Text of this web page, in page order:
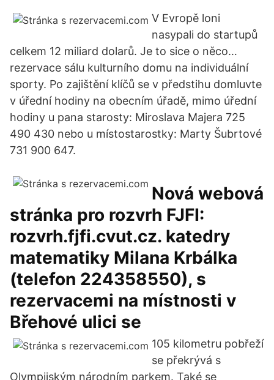
V Evropě loni
nasypali do startupů
celkem 12 miliard dolarů. Je to sice o něco…
rezervace sálu kulturního domu na individuální
sporty. Po zajištění klíčů se v předstihu domluvte
v úřední hodiny na obecním úřadě, mimo úřední
hodiny u pana starosty: Miroslava Majera 725
490 430 nebo u místostarostky: Marty Šubrtové
731 900 647.
Nová webová
stránka pro rozvrh FJFI:
rozvrh.fjfi.cvut.cz. katedry
matematiky Milana Krbálka
(telefon 224358550), s
rezervacemi na místnosti v
Břehové ulici se
105 kilometru pobřeží
se překrývá s
Olympijským národním parkem. Také se